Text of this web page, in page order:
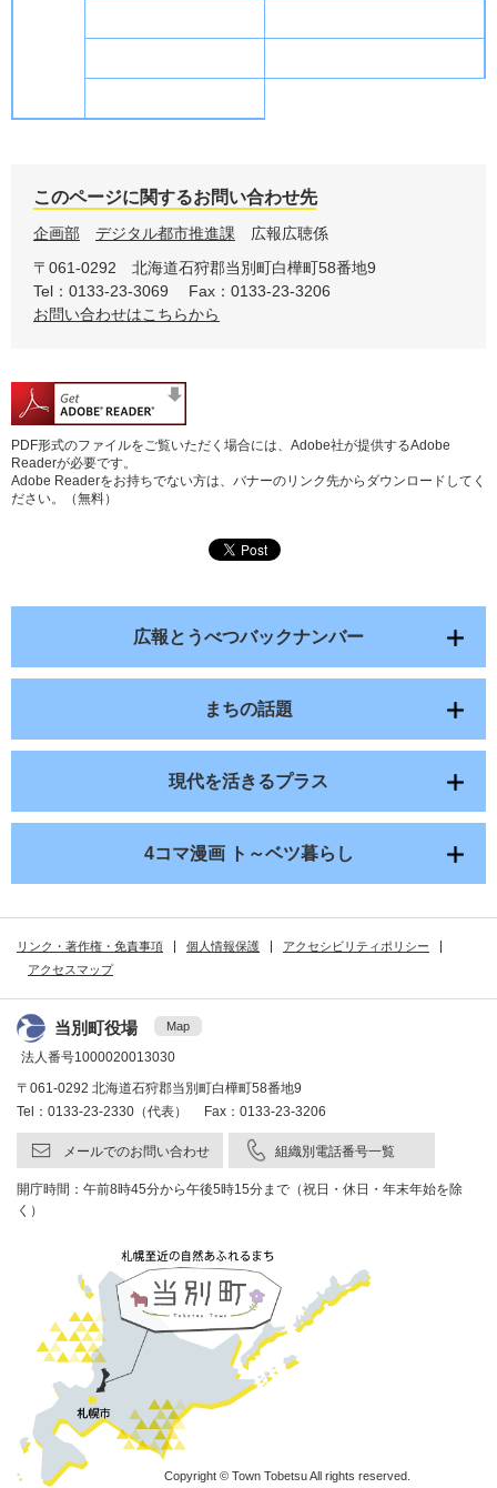
このページに関するお問い合わせ先
企画部 デジタル都市推進課
広報広聴係
〒061-0292
北海道石狩郡当別町白樺町58番地9
Tel：0133-23-3069
Fax：0133-23-3206
お問い合わせはこちらから
PDF形式のファイルをご覧いただく場合には、Adobe社が提供するAdobe
Readerが必要です。
Adobe Readerをお持ちでない方は、バナーのリンク先からダウンロードしてく
ださい。（無料）
広報とうべつバックナンバー
まちの話題
現代を活きるプラス
4コマ漫画 ト～ベツ暮らし
リンク・著作権・免責事項 個人情報保護
アクセシビリティポリシー
アクセスマップ
当別町役場 Map
法人番号1000020013030
〒061-0292 北海道石狩郡当別町白樺町58番地9
Tel：0133-23-2330（代表） Fax：0133-23-3206
メールでのお問い合わせ 組織別電話番号一覧
開庁時間：午前8時45分から午後5時15分まで（祝日・休日・年末年始を除
く）
Copyright © Town Tobetsu All rights reserved.